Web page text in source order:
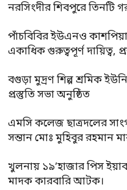
নরসিংদীর শিবপুরে তিনটি
পাঁচবিবির ইউএনও
একাধিক গুরুত্বপূর্ণ দায়িত্ব,
বগুড়া মুদ্রণ শিল্প শ্রমিক
প্রস্তুতি সভা অনুষ্ঠিত
এমসি কলেজ ছাত্রদলের
সন্তান মোঃ মুহিবুর রহমান
খুলনায় ১৯’হাজার পিস
মাদক কারবারি আটক।